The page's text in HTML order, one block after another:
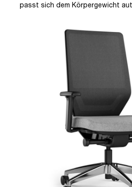
passt sich dem Körpergewicht